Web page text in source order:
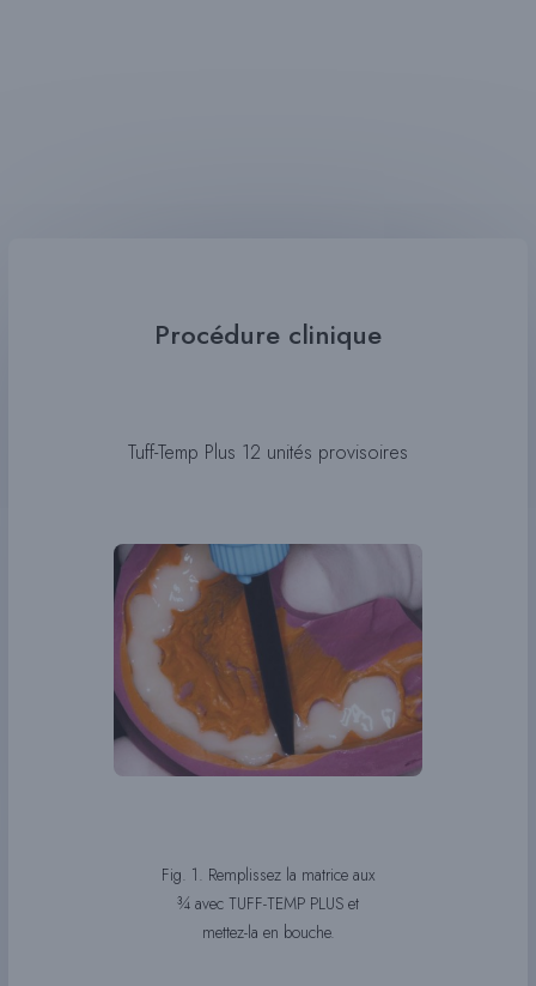
Procédure clinique
Tuff-Temp Plus 12 unités provisoires
Fig. 1. Remplissez la matrice aux
¾ avec TUFF-TEMP PLUS et
mettez-la en bouche.